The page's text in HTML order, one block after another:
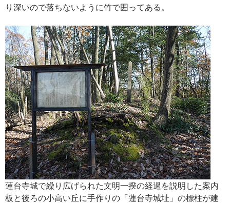
り深いので落ちないように竹で囲ってある。
蓮台寺城で繰り広げられた文明一揆の経過を説明した案内
板と後ろの小高い丘に手作りの「蓮台寺城址」の標柱が建